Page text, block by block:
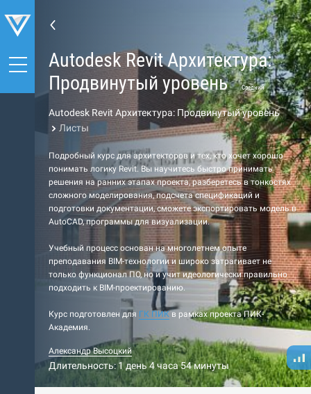
Autodesk Revit Архитектура:
Продвинутый уровень
Средний
Autodesk Revit Архитектура: Продвинутый уровень
Листы
Подробный курс для архитекторов и тех, кто хочет хорошо
понимать логику Revit. Вы научитесь быстро принимать
решения на ранних этапах проекта, разберетесь в тонкостях
сложного моделирования, подсчета спецификаций и
подготовки документации, сможете экспортировать модель в
AutoCAD, программы для визуализации.
Учебный процесс основан на многолетнем опыте
преподавания BIM-технологии и широко затрагивает не
только функционал ПО, но и учит идеологически правильно
подходить к BIM-проектированию.
Курс подготовлен для ГК ПИК в рамках проекта ПИК-
Академия.
Александр Высоцкий
Длительность: 1 день 4 часа 54 минуты